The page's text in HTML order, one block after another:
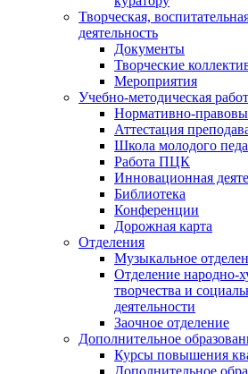
Творческая,
деятельность
Документы
Творческие
Мероприятия
Учебно-методическая
Нормативно-
Аттестация
Школа молодого
Работа ПЦК
Инновационная
Библиотека
Конференции
Дорожная карта
Отделения
Музыкальное
Отделение народно-
творчества и
деятельности
Заочное отделение
Дополнительное
Курсы повышения
Дополнительное